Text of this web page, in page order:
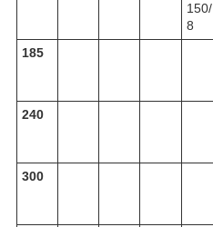
150/
8
185
240
300